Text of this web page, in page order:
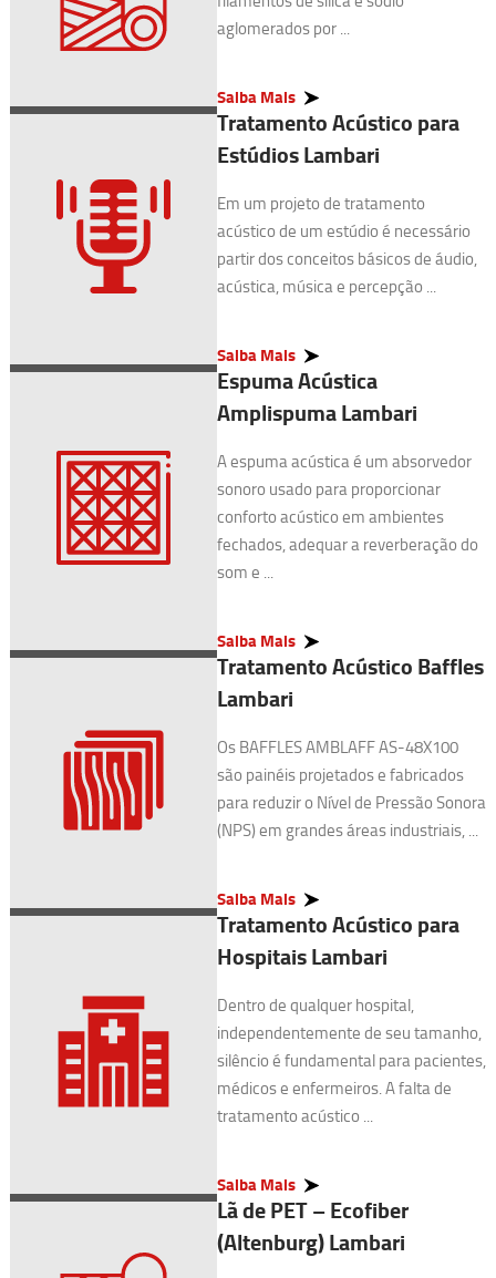
aglomerados por ...
Saiba Mais
Tratamento Acústico para
Estúdios Lambari
Em um projeto de tratamento
acústico de um estúdio é necessário
partir dos conceitos básicos de áudio,
acústica, música e percepção ...
Saiba Mais
Espuma Acústica
Amplispuma Lambari
A espuma acústica é um absorvedor
sonoro usado para proporcionar
conforto acústico em ambientes
fechados, adequar a reverberação do
som e ...
Saiba Mais
Tratamento Acústico Baffles
Lambari
Os BAFFLES AMBLAFF AS-48X100
são painéis projetados e fabricados
para reduzir o Nível de Pressão Sonora
(NPS) em grandes áreas industriais, ...
Saiba Mais
Tratamento Acústico para
Hospitais Lambari
Dentro de qualquer hospital,
independentemente de seu tamanho,
silêncio é fundamental para pacientes,
médicos e enfermeiros. A falta de
tratamento acústico ...
Saiba Mais
Lã de PET – Ecofiber
(Altenburg) Lambari